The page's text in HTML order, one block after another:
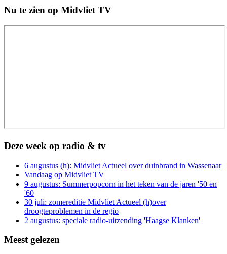
Nu te zien op Midvliet TV
Deze week op radio & tv
6 augustus (h): Midvliet Actueel over duinbrand in Wassenaar
Vandaag op Midvliet TV
9 augustus: Summerpopcorn in het teken van de jaren '50 en
'60
30 juli: zomereditie Midvliet Actueel (h)over
droogteproblemen in de regio
2 augustus: speciale radio-uitzending 'Haagse Klanken'
Meest gelezen